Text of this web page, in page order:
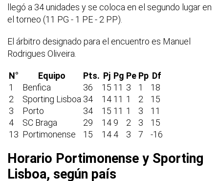
llegó a 34 unidades y se coloca en el segundo lugar en
el torneo (11 PG - 1 PE - 2 PP).
El árbitro designado para el encuentro es Manuel
Rodrigues Oliveira.
N° Equipo Pts. Pj Pg Pe Pp Df
1
Benfica 36 15 11 3 1
18
2
Sporting Lisboa 34 14 11 1 2
15
3
Porto 34 15 11 1 3
11
4
SC Braga 29 14 9 2 3
15
13 Portimonense 15 14 4 3 7 -16
Horario Portimonense y Sporting
Lisboa, según país